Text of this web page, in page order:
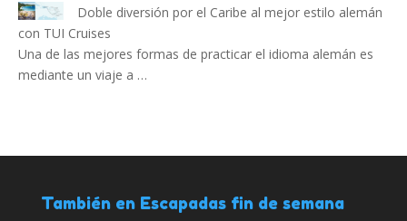
Doble diversión por el Caribe al mejor estilo alemán
con TUI Cruises
Una de las mejores formas de practicar el idioma alemán es
mediante un viaje a …
También en Escapadas fin de semana